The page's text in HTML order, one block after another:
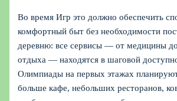
Во время Игр это должно обеспечить
комфортный быт без необходимости
деревню: все сервисы — от медицины
отдыха — находятся в шаговой
Олимпиады на первых этажах
больше кафе, небольших ресторанов,